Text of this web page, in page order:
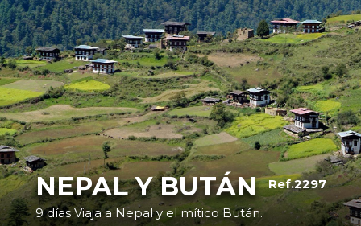
NEPAL Y BUTÁN Ref.2297
9 días Viaja a Nepal y el mítico Bután.